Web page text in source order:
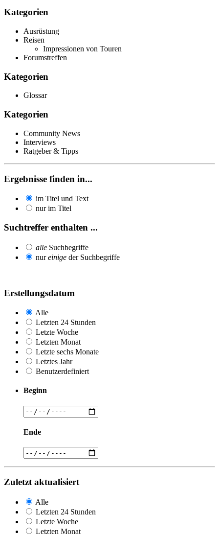
Kategorien
Ausrüstung
Reisen
Impressionen von Touren
Forumstreffen
Kategorien
Glossar
Kategorien
Community News
Interviews
Ratgeber & Tipps
Ergebnisse finden in...
im Titel und Text
nur im Titel
Suchtreffer enthalten ...
alle Suchbegriffe
nureinige der Suchbegriffe
Erstellungsdatum
Alle
Letzten 24 Stunden
Letzte Woche
Letzten Monat
Letzte sechs Monate
Letztes Jahr
Benutzerdefiniert
Beginn
Ende
Zuletzt aktualisiert
Alle
Letzten 24 Stunden
Letzte Woche
Letzten Monat